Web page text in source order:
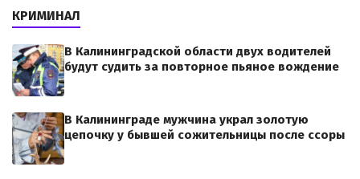
КРИМИНАЛ
В Калининградской области двух водителей
будут судить за повторное пьяное вождение
В Калининграде мужчина украл золотую
цепочку у бывшей сожительницы после ссоры